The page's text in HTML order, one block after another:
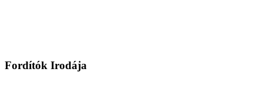
Fordítók Irodája